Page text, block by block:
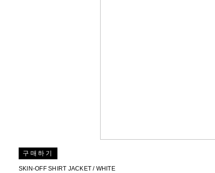
구매하기
SKIN-OFF SHIRT JACKET / WHITE